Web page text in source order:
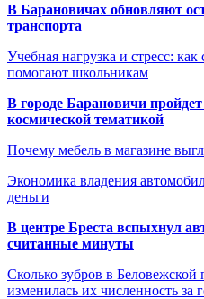
В Барановичах обновляют
транспорта
Учебная нагрузка и стресс:
помогают школьникам
В городе Барановичи
космической тематикой
Почему мебель в магазине
Экономика владения
деньги
В центре Бреста вспыхнул
считанные минуты
Сколько зубров в
изменилась их численность за